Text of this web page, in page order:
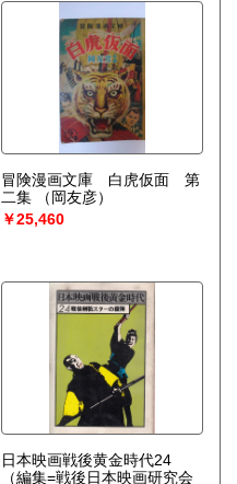
冒険漫画文庫 白虎仮面 第
二集
（岡友彦）
￥25,460
日本映画戦後黄金時代24
（編集=戦後日本映画研究会